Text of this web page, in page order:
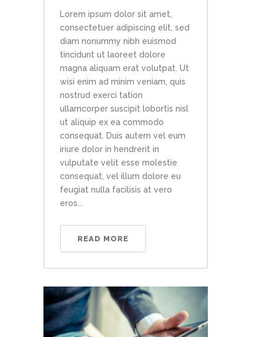
Lorem ipsum dolor sit amet,
consectetuer adipiscing elit, sed
diam nonummy nibh euismod
tincidunt ut laoreet dolore
magna aliquam erat volutpat. Ut
wisi enim ad minim veniam, quis
nostrud exerci tation
ullamcorper suscipit lobortis nisl
ut aliquip ex ea commodo
consequat. Duis autem vel eum
iriure dolor in hendrerit in
vulputate velit esse molestie
consequat, vel illum dolore eu
feugiat nulla facilisis at vero
eros...
READ MORE